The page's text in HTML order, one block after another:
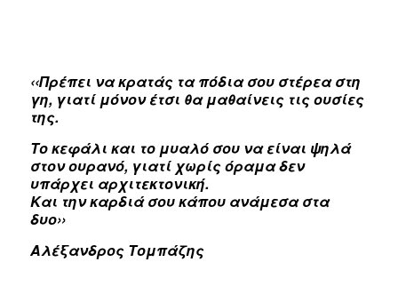
‹‹Πρέπει να κρατάς τα πόδια σου στέρεα στη
γη, γιατί μόνον έτσι θα μαθαίνεις τις ουσίες
της.
Το κεφάλι και το μυαλό σου να είναι ψηλά
στον ουρανό, γιατί χωρίς όραμα δεν
υπάρχει αρχιτεκτονική.
Και την καρδιά σου κάπου ανάμεσα στα
δυο››
Αλέξανδρος Τομπάζης